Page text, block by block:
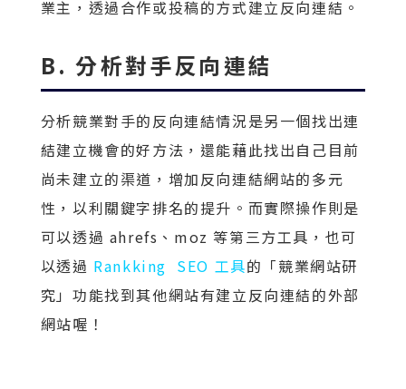
業主，透過合作或投稿的方式建立反向連結。
B. 分析對手反向連結
分析競業對手的反向連結情況是另一個找出連
結建立機會的好方法，還能藉此找出自己目前
尚未建立的渠道，增加反向連結網站的多元
性，以利關鍵字排名的提升。而實際操作則是
可以透過 ahrefs、moz 等第三方工具，也可
以透過 Rankking SEO 工具的「競業網站研
究」功能找到其他網站有建立反向連結的外部
網站喔！